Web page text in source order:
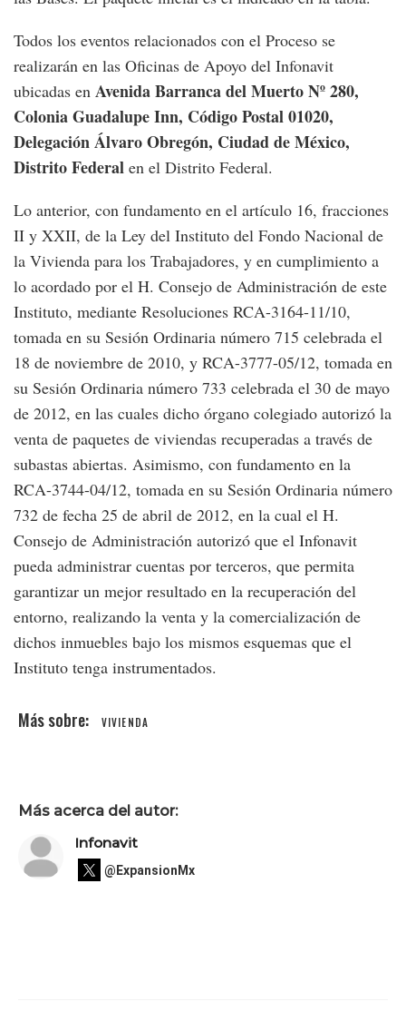
Todos los eventos relacionados con el Proceso se
realizarán en las Oficinas de Apoyo del Infonavit
ubicadas en Avenida Barranca del Muerto Nº 280,
Colonia Guadalupe Inn, Código Postal 01020,
Delegación Álvaro Obregón, Ciudad de México,
Distrito Federal en el Distrito Federal.
Lo anterior, con fundamento en el artículo 16, fracciones
II y XXII, de la Ley del Instituto del Fondo Nacional de
la Vivienda para los Trabajadores, y en cumplimiento a
lo acordado por el H. Consejo de Administración de este
Instituto, mediante Resoluciones RCA-3164-11/10,
tomada en su Sesión Ordinaria número 715 celebrada el
18 de noviembre de 2010, y RCA-3777-05/12, tomada en
su Sesión Ordinaria número 733 celebrada el 30 de mayo
de 2012, en las cuales dicho órgano colegiado autorizó la
venta de paquetes de viviendas recuperadas a través de
subastas abiertas. Asimismo, con fundamento en la
RCA-3744-04/12, tomada en su Sesión Ordinaria número
732 de fecha 25 de abril de 2012, en la cual el H.
Consejo de Administración autorizó que el Infonavit
pueda administrar cuentas por terceros, que permita
garantizar un mejor resultado en la recuperación del
entorno, realizando la venta y la comercialización de
dichos inmuebles bajo los mismos esquemas que el
Instituto tenga instrumentados.
VIVIENDA
Más acerca del autor:
Infonavit
@ExpansionMx